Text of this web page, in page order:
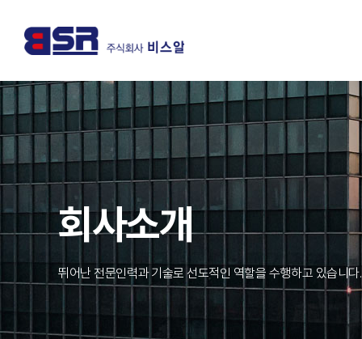
회사소개
뛰어난 전문인력과 기술로 선도적인 역할을 수행하고 있습니다.